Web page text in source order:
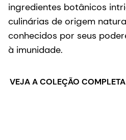
ingredientes botânicos
culinárias de origem
conhecidos por seus
à imunidade.
VEJA A COLEÇÃO COMPLETA